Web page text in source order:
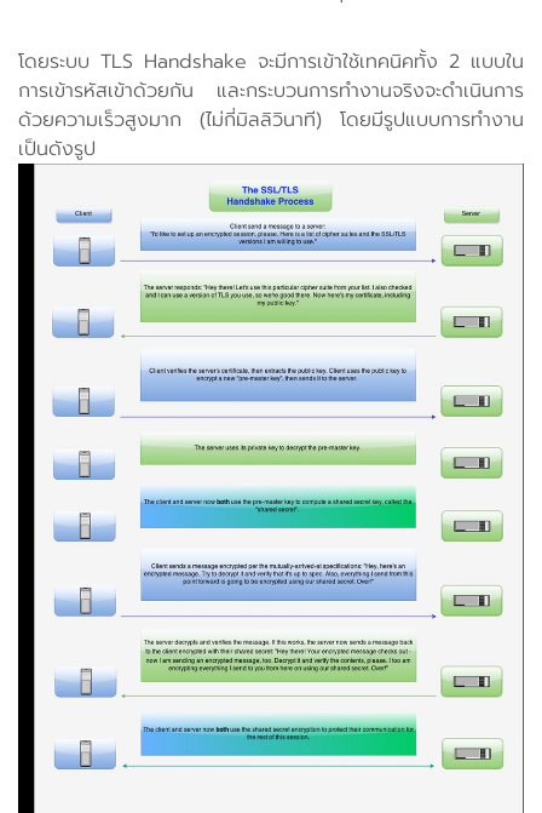
โดยระบบ TLS Handshake จะมีการเข้าใช้เทคนิคทั้ง 2 แบบใน
การเข้ารหัสเข้าด้วยกัน และกระบวนการทำงานจริงจะดำเนินการ
ด้วยความเร็วสูงมาก (ไม่กี่มิลลิวินาที) โดยมีรูปแบบการทำงาน
เป็นดังรูป